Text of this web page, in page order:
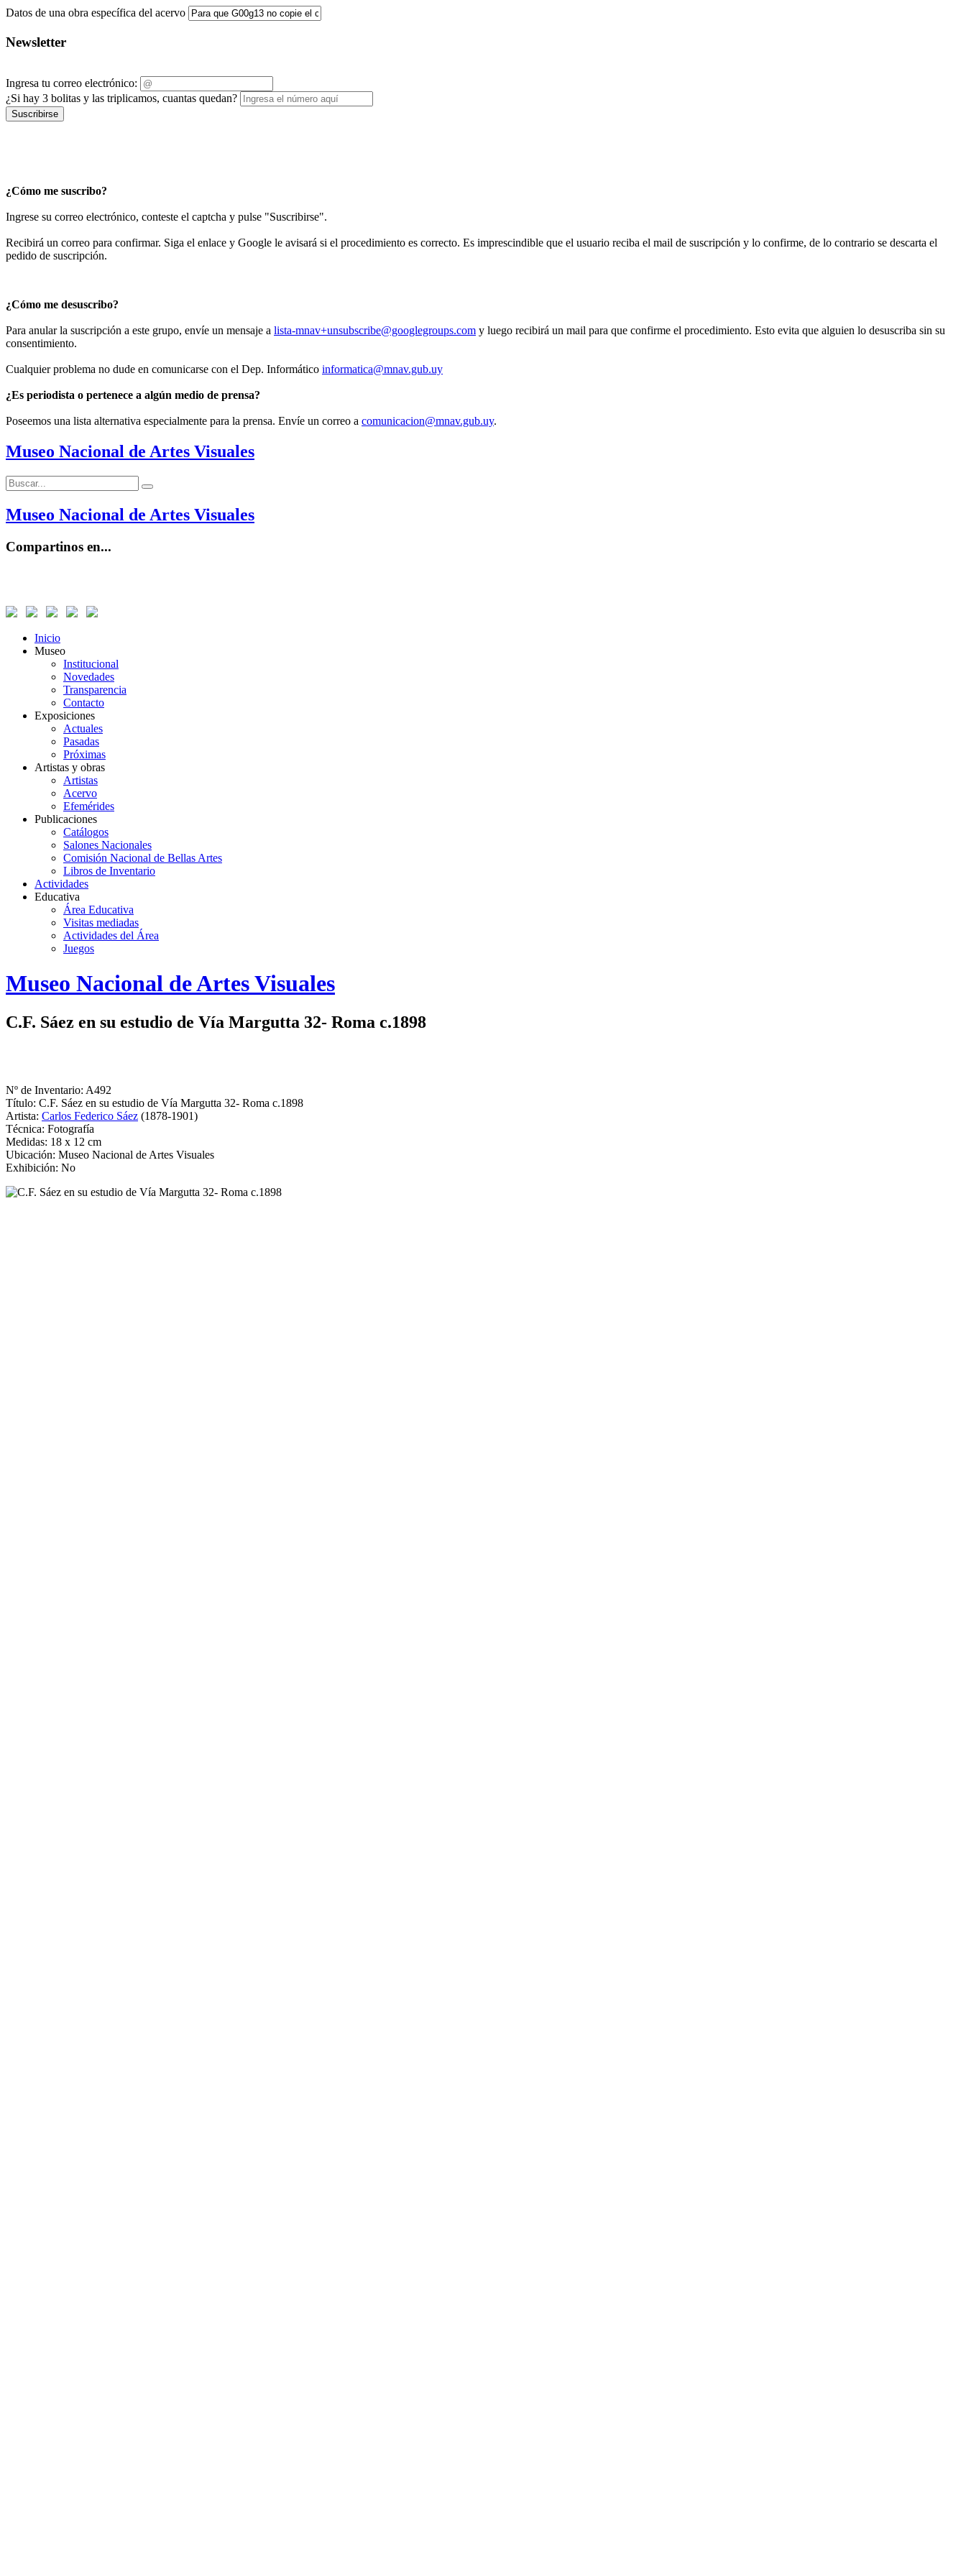
Datos de una obra específica del acervo
Newsletter
Ingresa tu correo electrónico:
¿Si hay 3 bolitas y las triplicamos, cuantas quedan?
Suscribirse
¿Cómo me suscribo?
Ingrese su correo electrónico, conteste el captcha y pulse "Suscribirse".
Recibirá un correo para confirmar. Siga el enlace y Google le avisará si el procedimiento es correcto. Es imprescindible que el usuario reciba el mail de suscripción y lo confirme, de lo contrario se descarta el
pedido de suscripción.
¿Cómo me desuscribo?
Para anular la suscripción a este grupo, envíe un mensaje a lista-mnav+unsubscribe@googlegroups.com y luego recibirá un mail para que confirme el procedimiento. Esto evita que alguien lo desuscriba sin su
consentimiento.
Cualquier problema no dude en comunicarse con el Dep. Informático informatica@mnav.gub.uy
¿Es periodista o pertenece a algún medio de prensa?
Poseemos una lista alternativa especialmente para la prensa. Envíe un correo a comunicacion@mnav.gub.uy.
Museo Nacional de Artes Visuales
Buscar:
Buscar
Museo Nacional de Artes Visuales
Compartinos en...
Inicio
Museo
Institucional
Novedades
Transparencia
Contacto
Exposiciones
Actuales
Pasadas
Próximas
Artistas y obras
Artistas
Acervo
Efemérides
Publicaciones
Catálogos
Salones Nacionales
Comisión Nacional de Bellas Artes
Libros de Inventario
Actividades
Educativa
Área Educativa
Visitas mediadas
Actividades del Área
Juegos
Logo
MNAV
Museo Nacional de Artes Visuales
C.F. Sáez en su estudio de Vía Margutta 32- Roma c.1898
Nº de Inventario: A492
Título: C.F. Sáez en su estudio de Vía Margutta 32- Roma c.1898
Artista: Carlos Federico Sáez (1878-1901)
Técnica: Fotografía
Medidas: 18 x 12 cm
Ubicación: Museo Nacional de Artes Visuales
Exhibición: No